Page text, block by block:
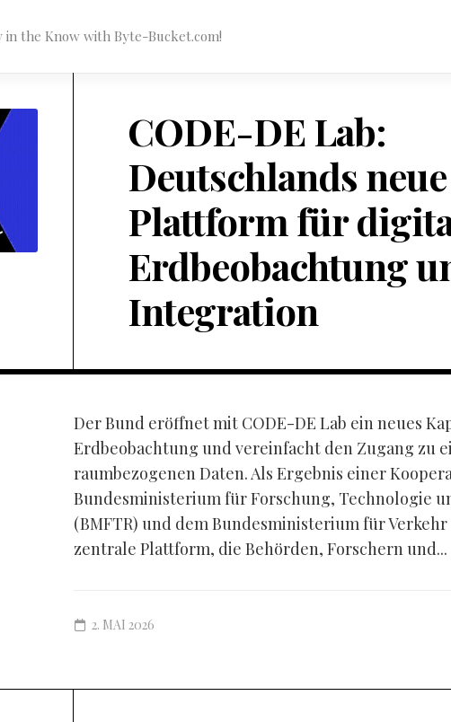
in the Know with Byte-Bucket.com!
CODE-DE Lab:
Deutschlands neue
Plattform für
Erdbeobachtung
Integration
Der Bund eröffnet mit CODE-DE Lab ein neues
Erdbeobachtung und vereinfacht den Zugang zu
raumbezogenen Daten. Als Ergebnis einer
Bundesministerium für Forschung, Technologie
(BMFTR) und dem Bundesministerium für
zentrale Plattform, die Behörden, Forschern und...
2. MAI 2026